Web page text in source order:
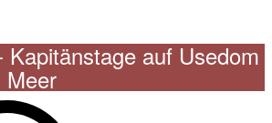
Kapitänstage auf Usedom
Meer